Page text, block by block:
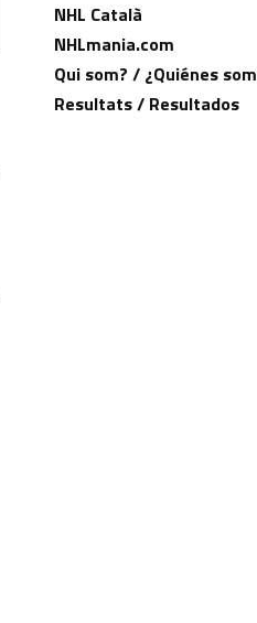
NHL Català
NHLmania.com
Qui som? / ¿Quiénes
Resultats / Resultados